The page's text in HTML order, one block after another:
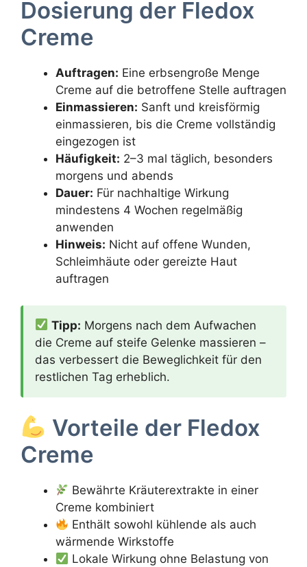
Dosierung der Fledox
Creme
Auftragen: Eine erbsengroße Menge
Creme auf die betroffene Stelle auftragen
Einmassieren: Sanft und kreisförmig
einmassieren, bis die Creme vollständig
eingezogen ist
Häufigkeit: 2–3 mal täglich, besonders
morgens und abends
Dauer: Für nachhaltige Wirkung
mindestens 4 Wochen regelmäßig
anwenden
Hinweis: Nicht auf offene Wunden,
Schleimhäute oder gereizte Haut
auftragen
Tipp: Morgens nach dem Aufwachen
die Creme auf steife Gelenke massieren –
das verbessert die Beweglichkeit für den
restlichen Tag erheblich.
Vorteile der Fledox
Creme
Bewährte Kräuterextrakte in einer
Creme kombiniert
Enthält sowohl kühlende als auch
wärmende Wirkstoffe
Lokale Wirkung ohne Belastung von